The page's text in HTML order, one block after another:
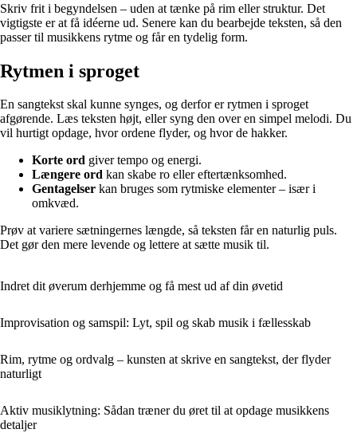
Skriv frit i begyndelsen – uden at tænke på rim eller struktur. Det
vigtigste er at få idéerne ud. Senere kan du bearbejde teksten, så den
passer til musikkens rytme og får en tydelig form.
Rytmen i sproget
En sangtekst skal kunne synges, og derfor er rytmen i sproget
afgørende. Læs teksten højt, eller syng den over en simpel melodi. Du
vil hurtigt opdage, hvor ordene flyder, og hvor de hakker.
Korte ord giver tempo og energi.
Længere ord kan skabe ro eller eftertænksomhed.
Gentagelser kan bruges som rytmiske elementer – især i
omkvæd.
Prøv at variere sætningernes længde, så teksten får en naturlig puls.
Det gør den mere levende og lettere at sætte musik til.
Indret dit øverum derhjemme og få mest ud af din øvetid
Improvisation og samspil: Lyt, spil og skab musik i fællesskab
Rim, rytme og ordvalg – kunsten at skrive en sangtekst, der flyder
naturligt
Aktiv musiklytning: Sådan træner du øret til at opdage musikkens
detaljer